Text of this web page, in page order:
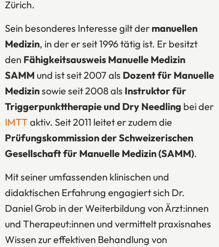
Zürich.
Sein besonderes Interesse gilt der manuellen
Medizin, in der er seit 1996 tätig ist. Er besitzt
den Fähigkeitsausweis Manuelle Medizin
SAMM und ist seit 2007 als Dozent für Manuelle
Medizinsowie seit 2008 als Instruktor für
Triggerpunkttherapie und Dry Needling bei der
IMTT aktiv. Seit 2011 leitet er zudem die
Prüfungskommission der Schweizerischen
Gesellschaft für Manuelle Medizin (SAMM).
Mit seiner umfassenden klinischen und
didaktischen Erfahrung engagiert sich Dr.
Daniel Grob in der Weiterbildung von Ärzt:innen
und Therapeut:innen und vermittelt praxisnahes
Wissen zur effektiven Behandlung von